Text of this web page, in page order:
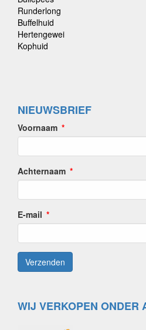
Runderlong
Buffelhuid
Hertengewei
Kophuid
NIEUWSBRIEF
Voornaam
Achternaam
E-mail
WIJ VERKOPEN ONDER